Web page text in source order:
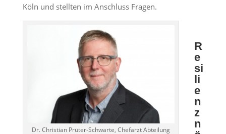
Köln und stellten im Anschluss Fragen.
Dr. Christian Prüter-Schwarte, Chefarzt Abteilung
R
e
si
li
e
n
z
n